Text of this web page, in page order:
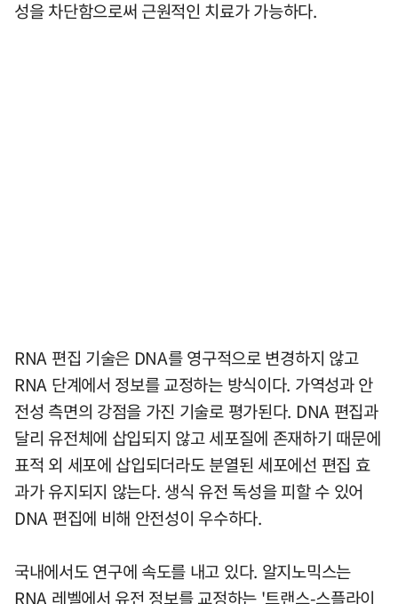
성을 차단함으로써 근원적인 치료가 가능하다.
RNA 편집 기술은 DNA를 영구적으로 변경하지 않고
RNA 단계에서 정보를 교정하는 방식이다. 가역성과 안
전성 측면의 강점을 가진 기술로 평가된다. DNA 편집과
달리 유전체에 삽입되지 않고 세포질에 존재하기 때문에
표적 외 세포에 삽입되더라도 분열된 세포에선 편집 효
과가 유지되지 않는다. 생식 유전 독성을 피할 수 있어
DNA 편집에 비해 안전성이 우수하다.
국내에서도 연구에 속도를 내고 있다. 알지노믹스는
RNA 레벨에서 유전 정보를 교정하는 '트랜스-스플라이